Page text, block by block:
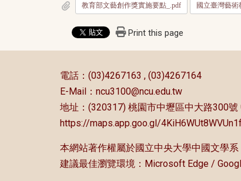
教育部文藝創作獎實施要點_.pdf 國立臺灣藝術
Print this page
電話：(03)4267163 , (03)4267164
E-Mail： ncu3100@ncu.edu.tw
地址：(320317) 桃園市中壢區中大路300
https://maps.app.goo.gl/
本網站著作權屬於國立中央大學中國文學系
建議最佳瀏覽環境：Microsoft Edge /